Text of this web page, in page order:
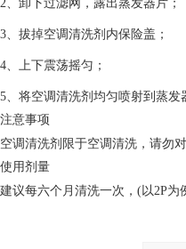
2、卸下过滤网，露出蒸发器片；
3、拔掉空调清洗剂内保险盖；
4、上下震荡摇匀；
5、将空调清洗剂均匀喷射到蒸
注意事项
空调清洗剂限于空调清洗，请勿
使用剂量
建议每六个月清洗一次，(以2P为